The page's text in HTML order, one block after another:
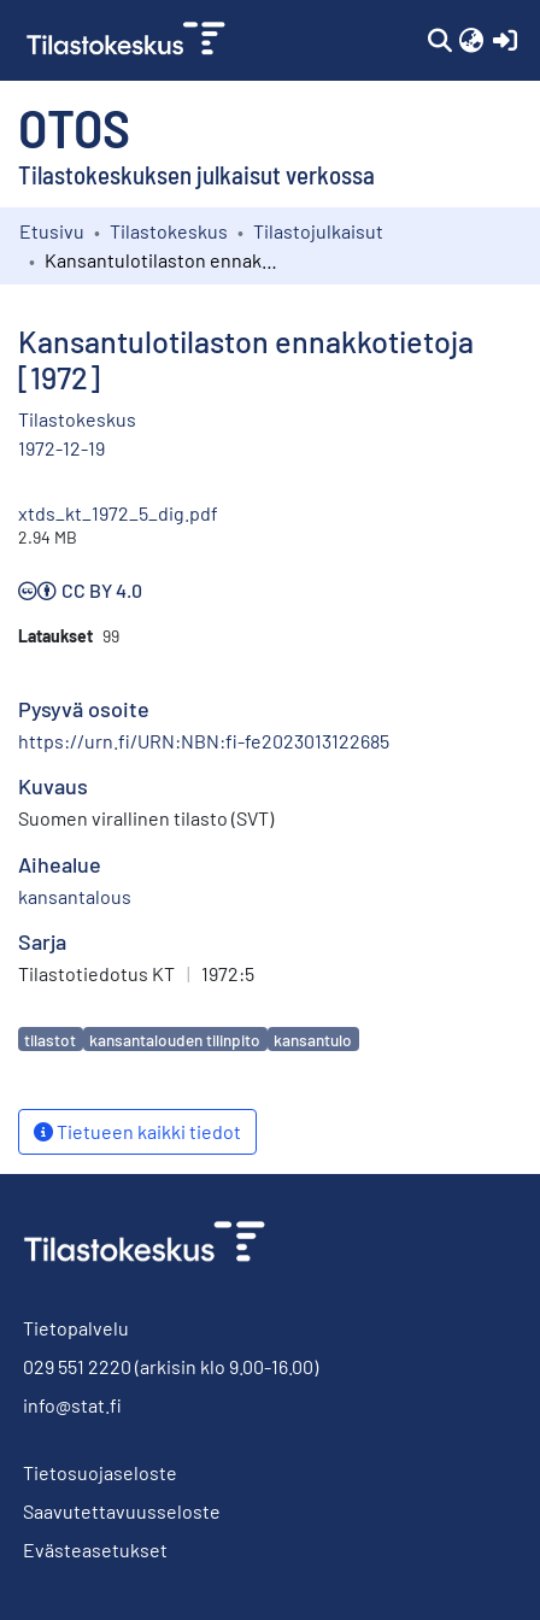
OTOS
Tilastokeskuksen julkaisut verkossa
Kokoelmat
Etusivu Tilastokeskus
Tilastojulkaisut
Kansantulotilaston ennakkotietoja
[1972]
Tilastokeskus
1972-12-19
xtds_kt_1972_5_dig.pdf
2.94 MB
CC BY 4.0
Lataukset 99
Pysyvä osoite
https://urn.fi/URN:NBN:fi-fe2023013122685
Kuvaus
Suomen virallinen tilasto (SVT)
Aihealue
kansantalous
Sarja
Tilastotiedotus KT | 1972:5
Avainsanat
tilastot kansantalouden tilinpito kansantulo
Tietueen kaikki tiedot
Tietopalvelu
029 551 2220 (arkisin klo 9.00-16.00)
info@stat.fi
Tietosuojaseloste
Saavutettavuusseloste
Evästeasetukset